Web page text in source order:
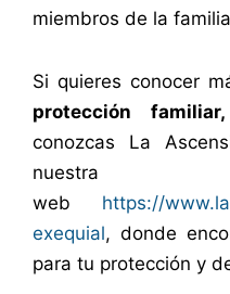
miembros de la
Si quieres conocer
protección familiar,
conozcas La
web https://
exequial, donde
para tu protección y